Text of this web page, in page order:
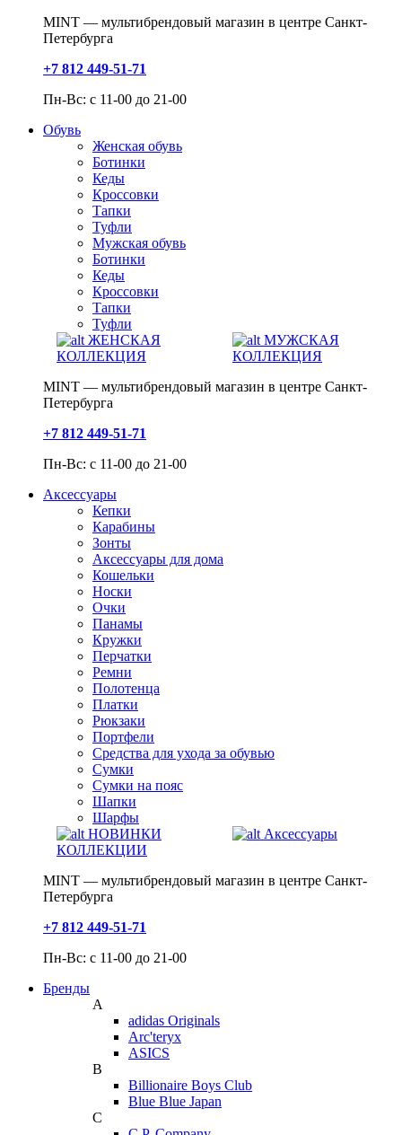
MINT — мультибрендовый магазин в центре Санкт-
Петербурга
+7 812 449-51-71
Пн-Вс: с 11-00 до 21-00
Обувь
Женская обувь
Ботинки
Кеды
Кроссовки
Тапки
Туфли
Мужская обувь
Ботинки
Кеды
Кроссовки
Тапки
Туфли
ЖЕНСКАЯ
КОЛЛЕКЦИЯ
МУЖСКАЯ
КОЛЛЕКЦИЯ
MINT — мультибрендовый магазин в центре Санкт-
Петербурга
+7 812 449-51-71
Пн-Вс: с 11-00 до 21-00
Аксессуары
Кепки
Карабины
Зонты
Аксессуары для дома
Кошельки
Носки
Очки
Панамы
Кружки
Перчатки
Ремни
Полотенца
Платки
Рюкзаки
Портфели
Средства для ухода за обувью
Сумки
Сумки на пояс
Шапки
Шарфы
НОВИНКИ
КОЛЛЕКЦИИ
Аксессуары
MINT — мультибрендовый магазин в центре Санкт-
Петербурга
+7 812 449-51-71
Пн-Вс: с 11-00 до 21-00
Бренды
A
adidas Originals
Arc'teryx
ASICS
B
Billionaire Boys Club
Blue Blue Japan
C